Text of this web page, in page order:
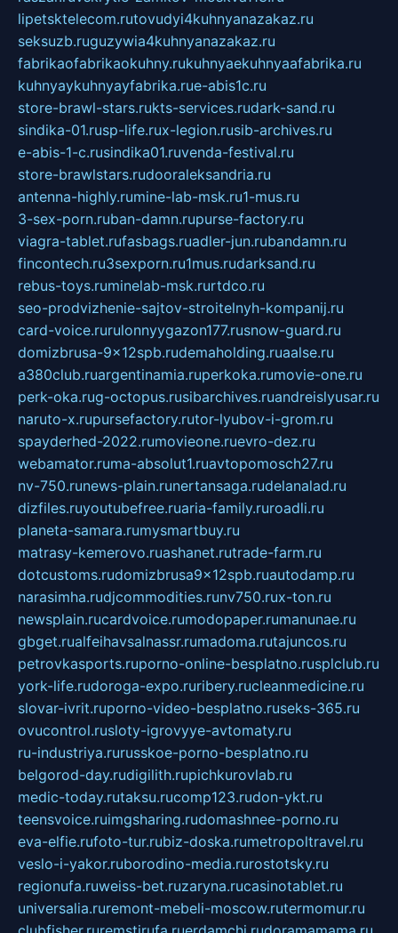
lipetsktelecom.rutovudyi4kuhnyanazakaz.ru
seksuzb.ruguzywia4kuhnyanazakaz.ru
fabrikaofabrikaokuhny.rukuhnyaekuhnyaafabrika.ru
kuhnyaykuhnyayfabrika.rue-abis1c.ru
store-brawl-stars.rukts-services.rudark-sand.ru
sindika-01.rusp-life.rux-legion.rusib-archives.ru
e-abis-1-c.rusindika01.ruvenda-festival.ru
store-brawlstars.rudooraleksandria.ru
antenna-highly.rumine-lab-msk.ru1-mus.ru
3-sex-porn.ruban-damn.rupurse-factory.ru
viagra-tablet.rufasbags.ruadler-jun.rubandamn.ru
fincontech.ru3sexporn.ru1mus.rudarksand.ru
rebus-toys.ruminelab-msk.rurtdco.ru
seo-prodvizhenie-sajtov-stroitelnyh-kompanij.ru
card-voice.rurulonnyygazon177.rusnow-guard.ru
domizbrusa-9x12spb.rudemaholding.ruaalse.ru
a380club.ruargentinamia.ruperkoka.rumovie-one.ru
perk-oka.rug-octopus.rusibarchives.ruandreislyusar.ru
naruto-x.rupursefactory.rutor-lyubov-i-grom.ru
spayderhed-2022.rumovieone.ruevro-dez.ru
webamator.ruma-absolut1.ruavtopomosch27.ru
nv-750.runews-plain.runertansaga.rudelanalad.ru
dizfiles.ruyoutubefree.ruaria-family.ruroadli.ru
planeta-samara.rumysmartbuy.ru
matrasy-kemerovo.ruashanet.rutrade-farm.ru
dotcustoms.rudomizbrusa9x12spb.ruautodamp.ru
narasimha.rudjcommodities.runv750.rux-ton.ru
newsplain.rucardvoice.rumodopaper.rumanunae.ru
gbget.rualfeihavsalnassr.rumadoma.rutajuncos.ru
petrovkasports.ruporno-online-besplatno.rusplclub.ru
york-life.rudoroga-expo.ruribery.rucleanmedicine.ru
slovar-ivrit.ruporno-video-besplatno.ruseks-365.ru
ovucontrol.rusloty-igrovyye-avtomaty.ru
ru-industriya.rurusskoe-porno-besplatno.ru
belgorod-day.rudigilith.rupichkurovlab.ru
medic-today.rutaksu.rucomp123.rudon-ykt.ru
teensvoice.ruimgsharing.rudomashnee-porno.ru
eva-elfie.rufoto-tur.rubiz-doska.rumetropoltravel.ru
veslo-i-yakor.ruborodino-media.rurostotsky.ru
regionufa.ruweiss-bet.ruzaryna.rucasinotablet.ru
universalia.ruremont-mebeli-moscow.rutermomur.ru